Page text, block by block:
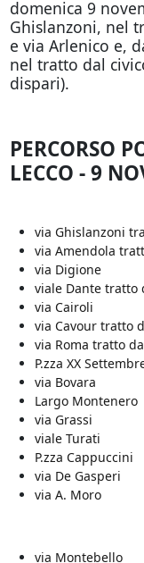
domenica 9
Ghislanzoni, nel
e via Arlenico e,
nel tratto dal
dispari).
PERCORSO
LECCO - 9
via Ghislanzoni
via Amendola
via Digione
viale Dante tratto
via Cairoli
via Cavour tratto
via Roma tratto
P.zza XX
via Bovara
Largo Montenero
via Grassi
viale Turati
P.zza Cappuccini
via De Gasperi
via A. Moro
via Montebello